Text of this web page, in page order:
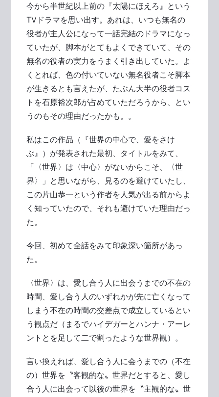
今から半世紀以上前の『太陽にほえろ』という
TVドラマを思い出す。あれは、いつも無名の
役者が主人公になって一話完結のドラマになっ
ていたが、脚本がとてもよくできていて、その
無名の役者の実力をうまく引き出していた。よ
くとれば、色の付いていない無名役者こそ脚本
が生きるとも言えたが、たぶん大半の役者コス
トを石原裕次郎が占めていただろうから、とい
うのもその理由だったかも。。
私はこの作品（『世界の中心で、愛をさけ
ぶ』）が発表された最初、タイトルをみて、
「〈世界〉は〈中心〉がないからこそ、〈世
界〉」と思いながら、見るのを避けていたし、
この片山恭一という作者を人気が出る前からよ
く知っていたので、それも避けていた理由だっ
た。
今回、初めて全話をみて印象深い箇所があっ
た。
〈世界〉は、愛し合う人に出会うまでの不在の
時間、愛し合う人のいずれかが先に亡くなって
しまう不在の時間の交差点で成立しているとい
う観点だ（まるでハイデガーとハンナ・アーレ
ントとを足して二で割ったような世界観）。
言い換えれば、愛し合う人に会うまでの（不在
の）世界を〝客観的な〟世界だとすると、愛し
合う人に出会って以後の世界を〝主観的な〟世